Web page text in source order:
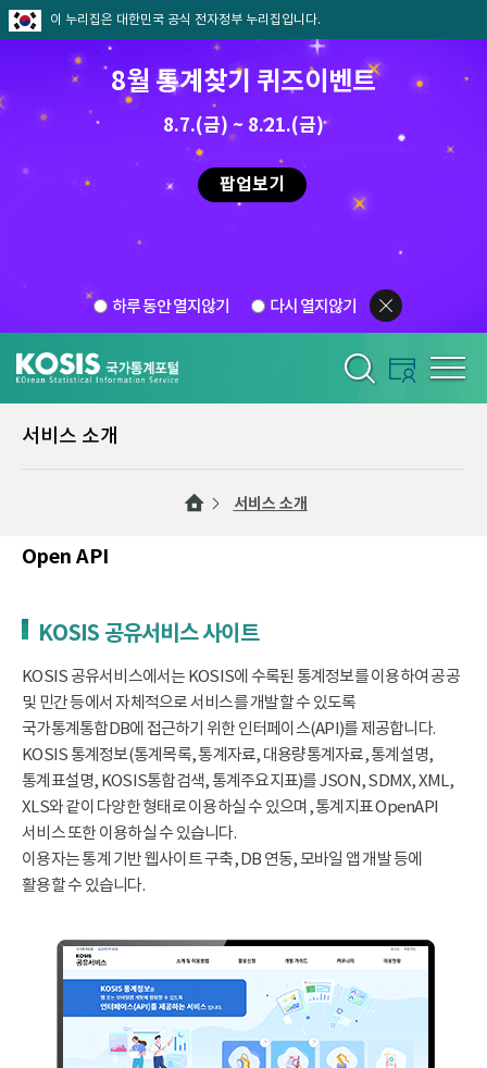
이 누리집은 대한민국 공식 전자정부 누리집입니다.
8월 통계찾기 퀴즈이벤트
8.7.(금) ~ 8.21.(금)
팝업보기
하루 동안 열지않기 다시 열지않기
서비스 소개
서비스 소개
Open API
KOSIS 공유서비스 사이트
KOSIS 공유서비스에서는 KOSIS에 수록된 통계정보를 이용하여 공공
및 민간 등에서 자체적으로 서비스를 개발할 수 있도록
국가통계통합DB에 접근하기 위한 인터페이스(API)를 제공합니다.
KOSIS 통계정보(통계목록, 통계자료, 대용량통계자료, 통계설명,
통계표설명, KOSIS통합검색, 통계주요지표)를 JSON, SDMX, XML,
XLS와 같이 다양한 형태로 이용하실 수 있으며, 통계지표 OpenAPI
서비스 또한 이용하실 수 있습니다.
이용자는 통계 기반 웹사이트 구축, DB 연동, 모바일 앱 개발 등에
활용할 수 있습니다.